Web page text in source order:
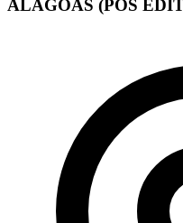
ALAGOAS (PÓS